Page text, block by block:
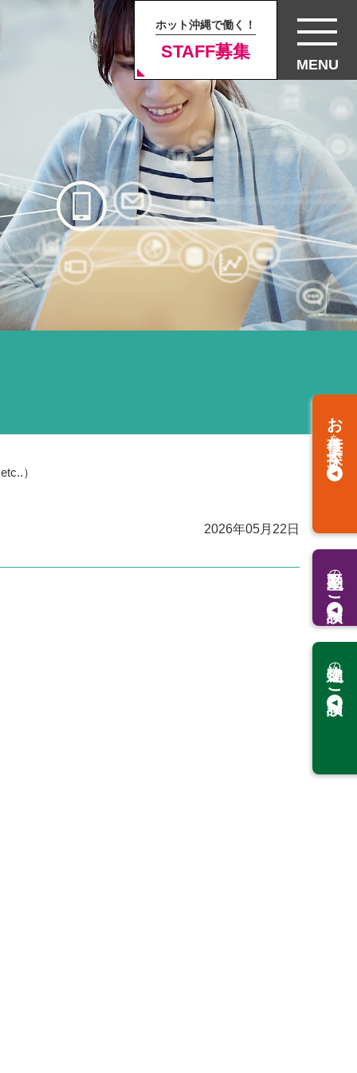
ホット沖縄で働く！
STAFF募集
MENU
お仕事
を
探す
の
ご相談
の
ご相談
）
2026年05月22日